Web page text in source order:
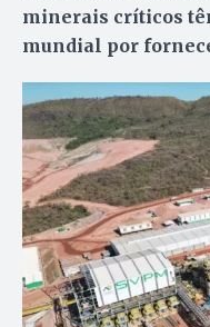
minerais críticos
mundial por